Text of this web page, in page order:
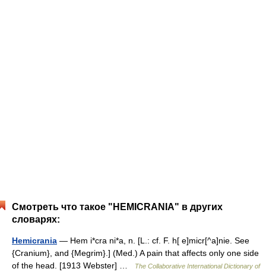
Смотреть что такое "HEMICRANIA" в других
словарях:
Hemicrania — Hem i*cra ni*a, n. [L.: cf. F. h[ e]micr[^a]nie. See
{Cranium}, and {Megrim}.] (Med.) A pain that affects only one side
of the head. [1913 Webster] …
The Collaborative International Dictionary of